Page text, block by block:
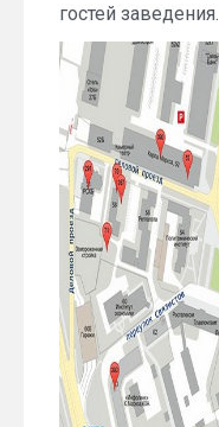
гостей заведения.